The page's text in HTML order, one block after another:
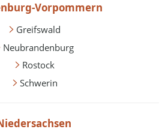
Vorpommern
Greifswald
Neubrandenburg
Rostock
Schwerin